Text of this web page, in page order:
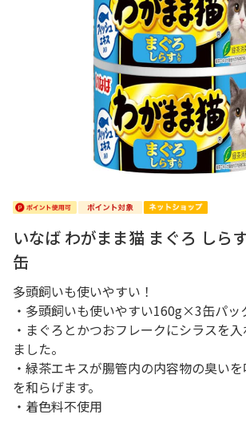
いなば わがまま猫 まぐろ しら
缶
多頭飼いも使いやすい！
・多頭飼いも使いやすい160g×3缶パッ
・まぐろとかつおフレークにシラスを
ました。
・緑茶エキスが腸管内の内容物の臭い
を和らげます。
・着色料不使用